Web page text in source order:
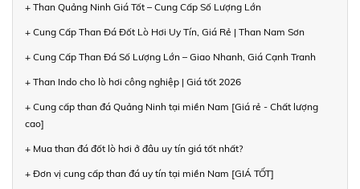
+ Than Quảng Ninh Giá Tốt – Cung Cấp Số Lượng Lớn
+ Cung Cấp Than Đá Đốt Lò Hơi Uy Tín, Giá Rẻ | Than Nam Sơn
+ Cung Cấp Than Đá Số Lượng Lớn – Giao Nhanh, Giá Cạnh Tranh
+ Than Indo cho lò hơi công nghiệp | Giá tốt 2026
+ Cung cấp than đá Quảng Ninh tại miền Nam [Giá rẻ - Chất lượng
cao]
+ Mua than đá đốt lò hơi ở đâu uy tín giá tốt nhất?
+ Đơn vị cung cấp than đá uy tín tại miền Nam [GIÁ TỐT]